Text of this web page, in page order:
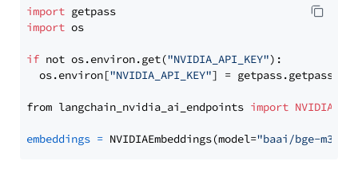
import
import os
if not os.environ.get("NVIDIA_API_KEY"):
  os.environ[
"NVIDIA_API_KEY"] = getpass.getpass(
from langchain_nvidia_ai_endpoints import
embeddings = NVIDIAEmbeddings(model="baai/bge-m3"